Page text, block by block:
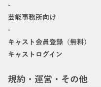
-
芸能事務所向け
-
キャスト会員登録（無料）
キャストログイン
規約・運営・その他